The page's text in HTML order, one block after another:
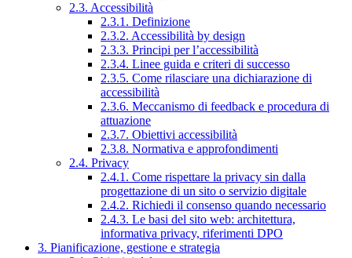
2.3. Accessibilità
2.3.1. Definizione
2.3.2. Accessibilità by design
2.3.3. Principi per l’accessibilità
2.3.4. Linee guida e criteri di successo
2.3.5. Come rilasciare una dichiarazione di
accessibilità
2.3.6. Meccanismo di feedback e procedura di
attuazione
2.3.7. Obiettivi accessibilità
2.3.8. Normativa e approfondimenti
2.4. Privacy
2.4.1. Come rispettare la privacy sin dalla
progettazione di un sito o servizio digitale
2.4.2. Richiedi il consenso quando necessario
2.4.3. Le basi del sito web: architettura,
informativa privacy, riferimenti DPO
3. Pianificazione, gestione e strategia